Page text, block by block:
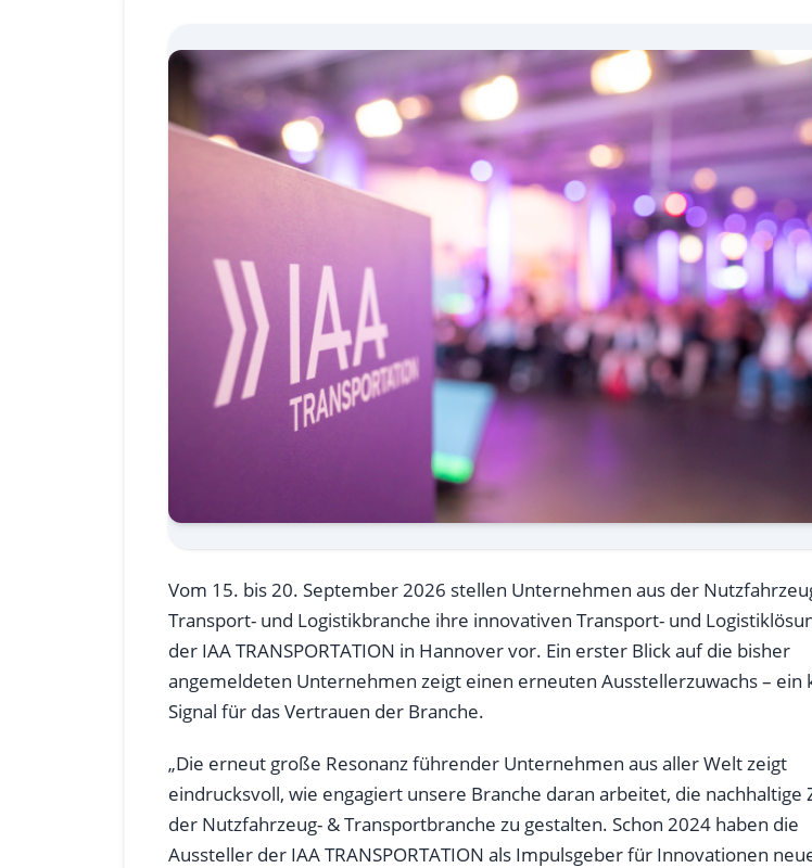
Vom 15. bis 20. September 2026 stellen Unternehmen aus der
Transport- und Logistikbranche ihre innovativen Transport- und
der IAA TRANSPORTATION in Hannover vor. Ein erster Blick auf die bisher
angemeldeten Unternehmen zeigt einen erneuten Ausstellerzuwachs – ein
Signal für das Vertrauen der Branche.
„Die erneut große Resonanz führender Unternehmen aus aller Welt zeigt
eindrucksvoll, wie engagiert unsere Branche daran arbeitet, die nachhaltige
der Nutzfahrzeug- & Transportbranche zu gestalten. Schon 2024 haben die
Aussteller der IAA TRANSPORTATION als Impulsgeber für Innovationen